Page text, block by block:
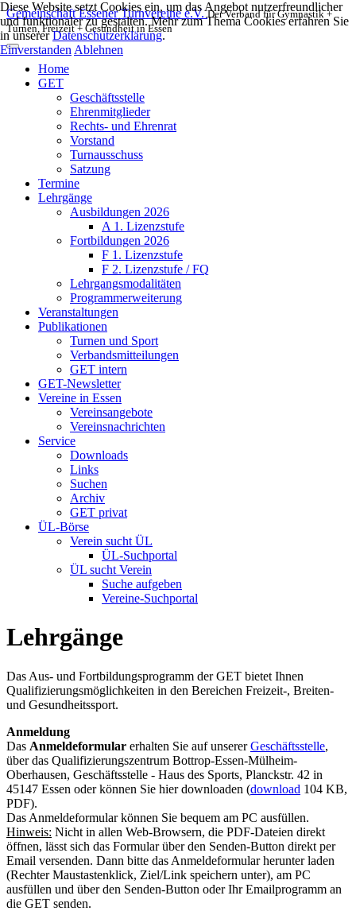
Gemeinschaft Essener Turnvereine e.V. Der Verband für Gymnastik +
Turnen, Freizeit + Gesundheit in Essen
Home
GET
Geschäftsstelle
Ehrenmitglieder
Rechts- und Ehrenrat
Vorstand
Turnausschuss
Satzung
Termine
Lehrgänge
Ausbildungen 2026
A 1. Lizenzstufe
Fortbildungen 2026
F 1. Lizenzstufe
F 2. Lizenzstufe / FQ
Lehrgangsmodalitäten
Programmerweiterung
Veranstaltungen
Publikationen
Turnen und Sport
Verbandsmitteilungen
GET intern
GET-Newsletter
Vereine in Essen
Vereinsangebote
Vereinsnachrichten
Service
Downloads
Links
Suchen
Archiv
GET privat
ÜL-Börse
Verein sucht ÜL
ÜL-Suchportal
ÜL sucht Verein
Suche aufgeben
Vereine-Suchportal
Lehrgänge
Das Aus- und Fortbildungsprogramm der GET bietet Ihnen
Qualifizierungsmöglichkeiten in den Bereichen Freizeit-, Breiten-
und Gesundheitssport.
Anmeldung
Das Anmeldeformular erhalten Sie auf unsererGeschäftsstelle,
über das Qualifizierungszentrum Bottrop-Essen-Mülheim-
Oberhausen, Geschäftsstelle - Haus des Sports, Planckstr. 42 in
45147 Essen oder können Sie hier downloaden (download 104 KB,
PDF).
Das Anmeldeformular können Sie bequem am PC ausfüllen.
Hinweis: Nicht in allen Web-Browsern, die PDF-Dateien direkt
öffnen, lässt sich das Formular über den Senden-Button direkt per
Email versenden. Dann bitte das Anmeldeformular herunter laden
(Rechter Maustastenklick, Ziel/Link speichern unter), am PC
ausfüllen und über den Senden-Button oder Ihr Emailprogramm an
die GET senden.
Diese Website setzt Cookies ein, um das Angebot nutzerfreundlicher
und funktionaler zu gestalten. Mehr zum Thema Cookies erfahren Sie
in unsererDatenschutzerklärung.
Einverstanden Ablehnen